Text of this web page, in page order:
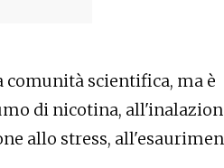
comunità scientifica, ma è
di nicotina,
allo stress,